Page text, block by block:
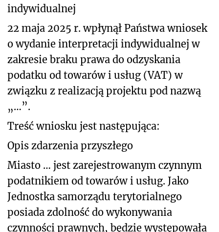
indywidualnej
22 maja 2025 r. wpłynął Państwa wniosek
o wydanie interpretacji indywidualnej w
zakresie braku prawa do odzyskania
podatku od towarów i usług (VAT) w
związku z realizacją projektu pod nazwą
„…”.
Treść wniosku jest następująca:
Opis zdarzenia przyszłego
Miasto … jest zarejestrowanym czynnym
podatnikiem od towarów i usług. Jako
Jednostka samorządu terytorialnego
posiada zdolność do wykonywania
czynności prawnych, będzie występowała